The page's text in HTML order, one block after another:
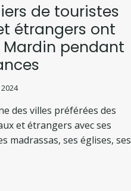
de touristes
étrangers ont
pendant
des villes préférées des
et étrangers avec ses
madrassas, ses églises, ses